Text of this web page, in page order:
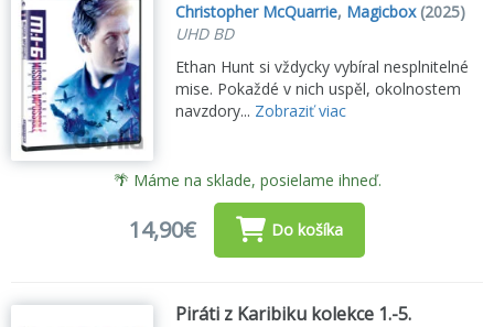
Christopher McQuarrie, Magicbox(2025)
UHD BD
Ethan Hunt si vždycky vybíral nesplnitelné
mise. Pokaždé v nich uspěl, okolnostem
navzdory... Zobraziť viac
🌴 Máme na sklade, posielame ihneď.
14,90€ Do košíka
Piráti z Karibiku kolekce 1.-5.